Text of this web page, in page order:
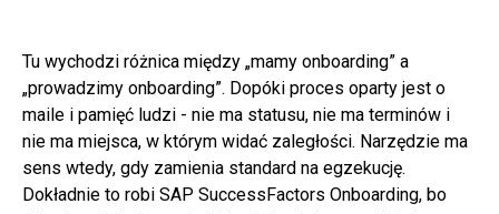
Tu wychodzi różnica między „mamy onboarding” a
„prowadzimy onboarding”. Dopóki proces oparty jest o
maile i pamięć ludzi - nie ma statusu, nie ma terminów i
nie ma miejsca, w którym widać zaległości. Narzędzie ma
sens wtedy, gdy zamienia standard na egzekucję.
Dokładnie to robi SAP SuccessFactors Onboarding, bo